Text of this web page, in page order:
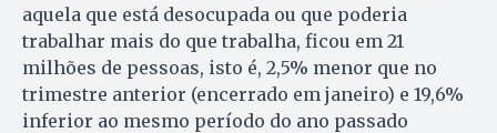
aquela que está desocupada ou que poderia
trabalhar mais do que trabalha, ficou em 21
milhões de pessoas, isto é, 2,5% menor que no
trimestre anterior (encerrado em janeiro) e 19,6%
inferior ao mesmo período do ano passado